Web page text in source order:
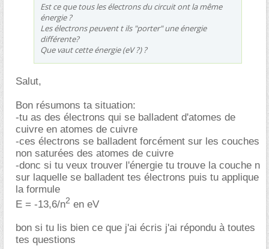
Est ce que tous les électrons du circuit ont la même
énergie ?
Les électrons peuvent t ils "porter" une énergie
différente?
Que vaut cette énergie (eV ?) ?
Salut,
Bon résumons ta situation:
-tu as des électrons qui se balladent d'atomes de
cuivre en atomes de cuivre
-ces électrons se balladent forcément sur les couches
non saturées des atomes de cuivre
-donc si tu veux trouver l'énergie tu trouve la couche n
sur laquelle se balladent tes électrons puis tu applique
la formule
E = -13,6/n2 en eV
bon si tu lis bien ce que j'ai écris j'ai répondu à toutes
tes questions